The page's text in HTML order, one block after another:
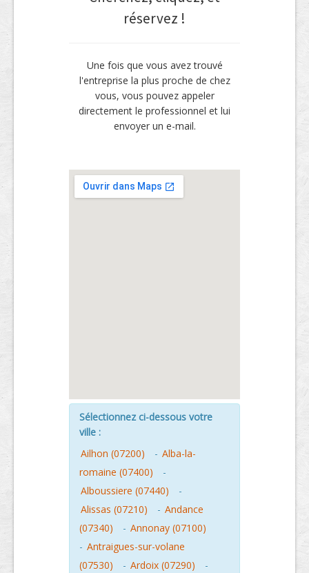
réservez !
Une fois que vous avez trouvé
l'entreprise la plus proche de chez
vous, vous pouvez appeler
directement le professionnel et lui
envoyer un e-mail.
Sélectionnez ci-dessous votre
ville :
Ailhon (07200)
- Alba-la-
romaine (07400)
-
Alboussiere (07440)
-
Alissas (07210)
- Andance
(07340)
- Annonay (07100)
- Antraigues-sur-volane
(07530)
- Ardoix (07290)
-